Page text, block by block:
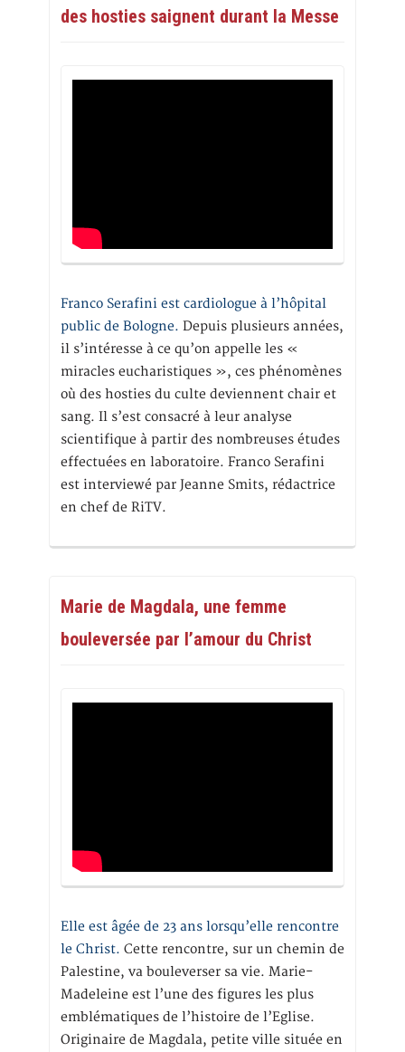
des hosties saignent durant la Messe
Franco Serafini est cardiologue à l’hôpital
public de Bologne. Depuis plusieurs années,
il s’intéresse à ce qu’on appelle les «
miracles eucharistiques », ces phénomènes
où des hosties du culte deviennent chair et
sang. Il s’est consacré à leur analyse
scientifique à partir des nombreuses études
effectuées en laboratoire. Franco Serafini
est interviewé par Jeanne Smits, rédactrice
en chef de RiTV.
Marie de Magdala, une femme
bouleversée par l’amour du Christ
Elle est âgée de 23 ans lorsqu’elle rencontre
le Christ. Cette rencontre, sur un chemin de
Palestine, va bouleverser sa vie. Marie-
Madeleine est l’une des figures les plus
emblématiques de l’histoire de l’Eglise.
Originaire de Magdala, petite ville située en